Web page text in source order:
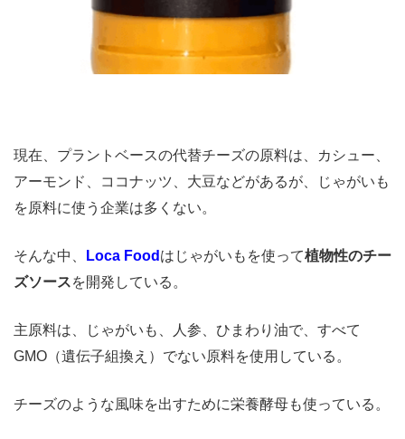
現在、プラントベースの代替チーズの原料は、カシュー、
アーモンド、ココナッツ、大豆などがあるが、じゃがいも
を原料に使う企業は多くない。
そんな中、 Loca Food はじゃがいもを使って植物性のチー
ズソースを開発している。
主原料は、じゃがいも、人参、ひまわり油で、すべて
GMO（遺伝子組換え）でない原料を使用している。
チーズのような風味を出すために栄養酵母も使っている。